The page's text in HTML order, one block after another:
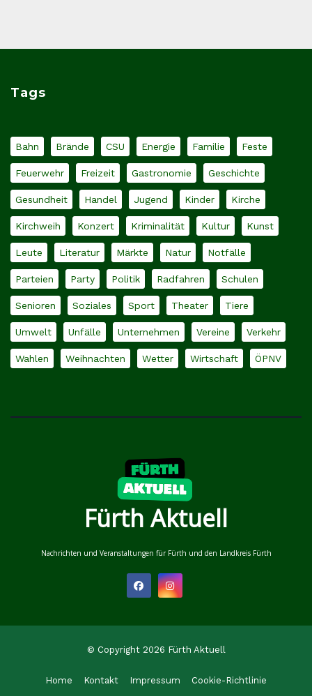
Tags
Bahn Brände CSU Energie Familie Feste
Feuerwehr Freizeit Gastronomie Geschichte
Gesundheit Handel Jugend Kinder Kirche
Kirchweih Konzert Kriminalität Kultur Kunst
Leute Literatur Märkte Natur Notfälle
Parteien Party Politik Radfahren Schulen
Senioren Soziales Sport Theater Tiere
Umwelt Unfälle Unternehmen Vereine Verkehr
Wahlen Weihnachten Wetter Wirtschaft ÖPNV
Fürth Aktuell
Nachrichten und Veranstaltungen für Fürth und den Landkreis Fürth
© Copyright 2026 Fürth Aktuell
Home Kontakt Impressum Cookie-Richtlinie